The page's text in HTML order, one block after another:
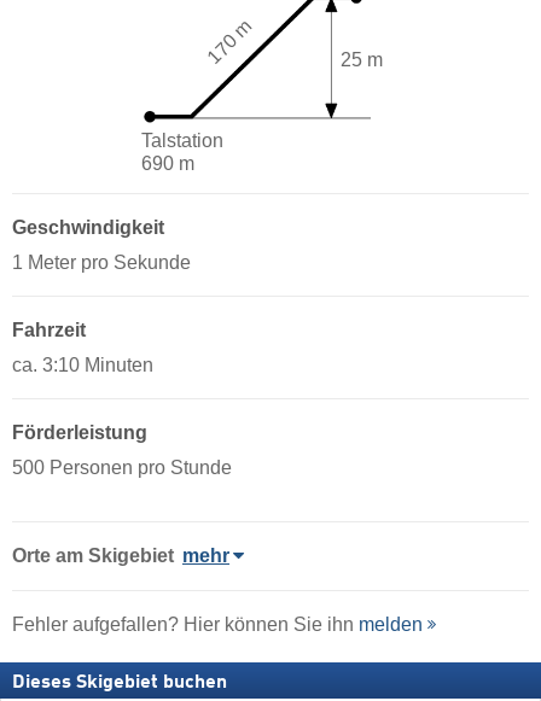
Talstation
690 m
25 m
170 m
Geschwindigkeit
1 Meter pro Sekunde
Fahrzeit
ca. 3:10 Minuten
Förderleistung
500 Personen pro Stunde
Orte am Skigebiet mehr
Fehler aufgefallen? Hier können Sie ihn melden
Dieses Skigebiet buchen